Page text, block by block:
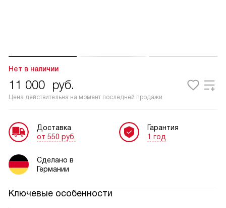
Нет в наличии
11 000 руб.
Цена действительна на момент последней продажи
Доставка
от 550 руб.
Гарантия
1 год
Сделано в
Германии
Ключевые особенности